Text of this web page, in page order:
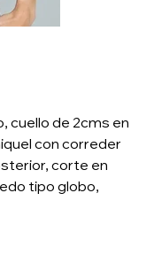
cuello de 2cms en
con correder
corte en
tipo globo,